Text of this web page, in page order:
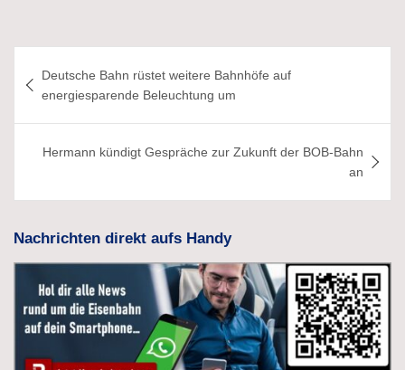
Deutsche Bahn rüstet weitere Bahnhöfe auf
energiesparende Beleuchtung um
Hermann kündigt Gespräche zur Zukunft der BOB-Bahn
an
Nachrichten direkt aufs Handy